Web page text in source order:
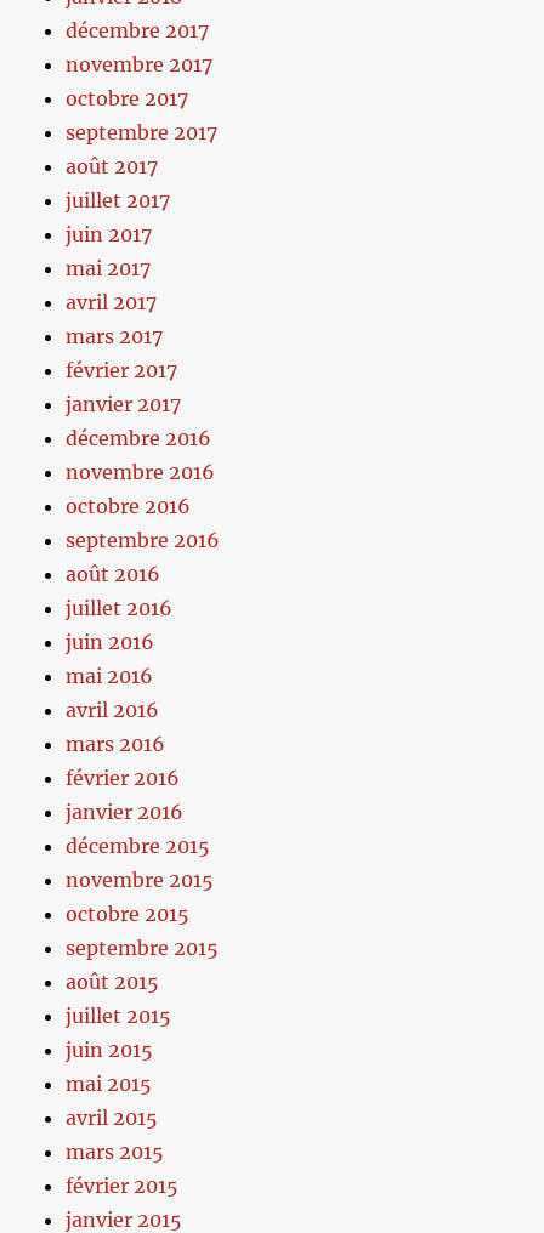
décembre 2017
novembre 2017
octobre 2017
septembre 2017
août 2017
juillet 2017
juin 2017
mai 2017
avril 2017
mars 2017
février 2017
janvier 2017
décembre 2016
novembre 2016
octobre 2016
septembre 2016
août 2016
juillet 2016
juin 2016
mai 2016
avril 2016
mars 2016
février 2016
janvier 2016
décembre 2015
novembre 2015
octobre 2015
septembre 2015
août 2015
juillet 2015
juin 2015
mai 2015
avril 2015
mars 2015
février 2015
janvier 2015